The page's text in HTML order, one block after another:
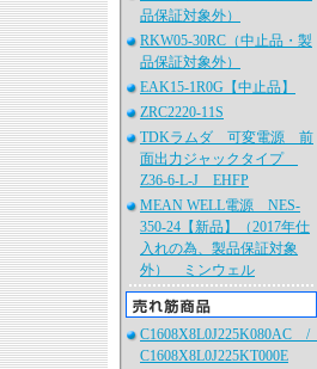
品保証対象外）
RKW05-30RC（中止品・製
品保証対象外）
EAK15-1R0G【中止品】
ZRC2220-11S
TDKラムダ 可変電源 前
面出力ジャックタイプ
Z36-6-L-J EHFP
MEAN WELL電源 NES-
350-24【新品】（2017年仕
入れの為、製品保証対象
外） ミンウェル
C1608X8L0J225K080AC /
C1608X8L0J225KT000E